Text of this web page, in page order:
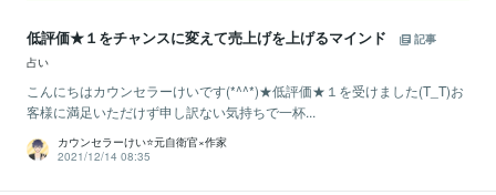
低評価★１をチャンスに変えて売上げを上げるマインド
記事
占い
こんにちはカウンセラーけいです(*^^*)★低評価★１を受けました(T_T)お
客様に満足いただけず申し訳ない気持ちで一杯...
カウンセラーけい⭐️元自衛官×作家
2021/12/14 08:35